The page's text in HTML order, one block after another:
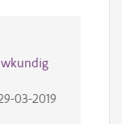
03-2019